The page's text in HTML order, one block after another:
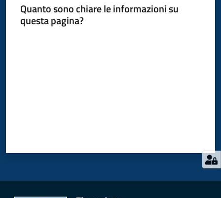
Quanto sono chiare le informazioni su
questa pagina?